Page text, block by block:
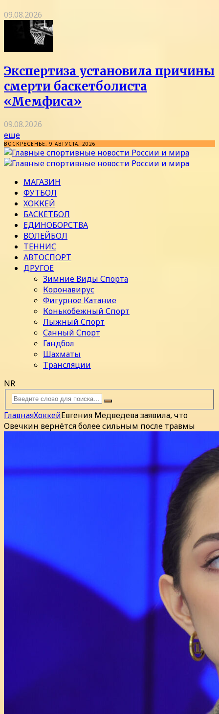
09.08.2026
Экспертиза установила причины
смерти баскетболиста
«Мемфиса»
09.08.2026
еще
ВОСКРЕСЕНЬЕ, 9 АВГУСТА, 2026
МАГАЗИН
ФУТБОЛ
ХОККЕЙ
БАСКЕТБОЛ
ЕДИНОБОРСТВА
ВОЛЕЙБОЛ
ТЕННИС
АВТОСПОРТ
ДРУГОЕ
Зимние Виды Спорта
Коронавирус
Фигурное Катание
Конькобежный Спорт
Лыжный Спорт
Санный Спорт
Гандбол
Шахматы
Трансляции
NR
ГлавнаяХоккейЕвгения Медведева заявила, что
Овечкин вернётся более сильным после травмы